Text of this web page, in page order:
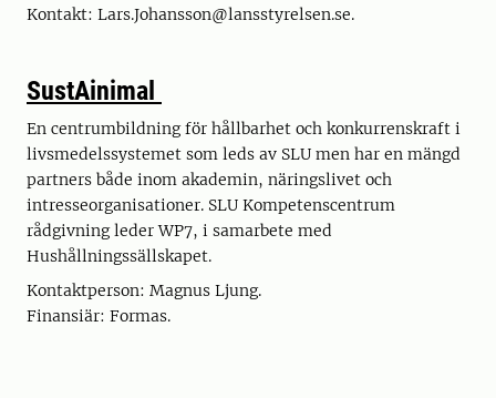
Kontakt: Lars.Johansson@lansstyrelsen.se.
SustAinimal
En centrumbildning för hållbarhet och konkurrenskraft i
livsmedelssystemet som leds av SLU men har en mängd
partners både inom akademin, näringslivet och
intresseorganisationer. SLU Kompetenscentrum
rådgivning leder WP7, i samarbete med
Hushållningssällskapet.
Kontaktperson: Magnus Ljung.
Finansiär: Formas.